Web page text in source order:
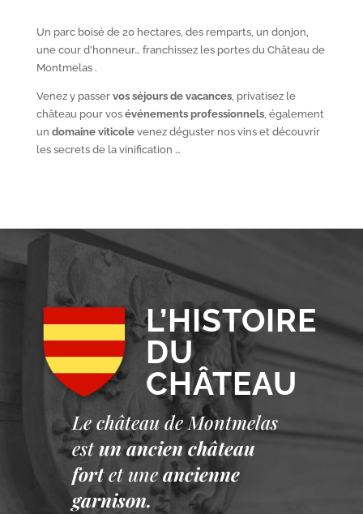
Un parc boisé de 20 hectares, des remparts, un donjon,
une cour d’honneur… franchissez les portes du Château de
Montmelas .
Venez y passer vos séjours de vacances, privatisez le
château pour vos événements professionnels, également
un domaine viticolevenez déguster nos vins et découvrir
les secrets de la vinification …
L’HISTOIRE
DU
CHÂTEAU
Le château de Montmelas
est un ancien château
fort et une ancienne
garnison.